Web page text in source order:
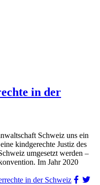
in der
Schweiz uns ein
kindgerechte Justiz des
umgesetzt werden –
Im Jahr 2020
in der Schweiz